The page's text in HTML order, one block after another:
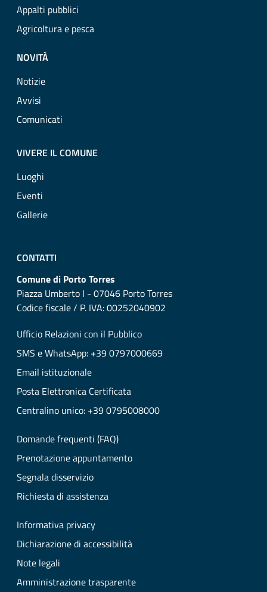
Appalti pubblici
Agricoltura e pesca
NOVITÀ
Notizie
Avvisi
Comunicati
VIVERE IL COMUNE
Luoghi
Eventi
Gallerie
CONTATTI
Comune di Porto Torres
Piazza Umberto I - 07046 Porto Torres
Codice fiscale / P. IVA: 00252040902
Ufficio Relazioni con il Pubblico
SMS e WhatsApp: +39 0797000669
Email istituzionale
Posta Elettronica Certificata
Centralino unico: +39 0795008000
Domande frequenti (FAQ)
Prenotazione appuntamento
Segnala disservizio
Richiesta di assistenza
Informativa privacy
Dichiarazione di accessibilità
Note legali
Amministrazione trasparente